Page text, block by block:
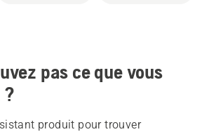
pas ce que vous
?
produit pour trouver